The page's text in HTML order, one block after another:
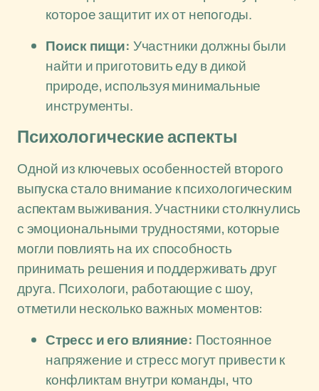
которое защитит их от непогоды.
Поиск пищи: Участники должны были
найти и приготовить еду в дикой
природе, используя минимальные
инструменты.
Психологические аспекты
Одной из ключевых особенностей второго
выпуска стало внимание к психологическим
аспектам выживания. Участники столкнулись
с эмоциональными трудностями, которые
могли повлиять на их способность
принимать решения и поддерживать друг
друга. Психологи, работающие с шоу,
отметили несколько важных моментов:
Стресс и его влияние: Постоянное
напряжение и стресс могут привести к
конфликтам внутри команды, что